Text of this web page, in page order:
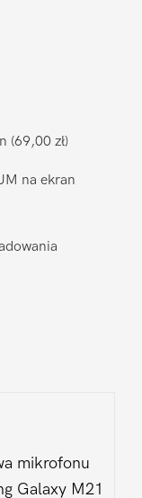
(69,00 zł)
na ekran
mikrofonu
Galaxy M21